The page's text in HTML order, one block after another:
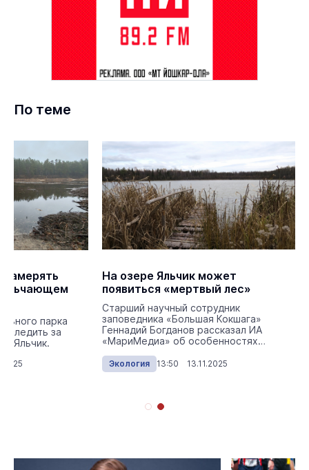
По теме
замерять
парка
следить за
Яльчик.
На озере Яльчик может
появиться «мертвый лес»
Старший научный сотрудник
заповедника «Большая Кокшага»
Геннадий Богданов рассказал ИА
«МариМедиа» об особенностях
Экология 13:50 13.11.2025